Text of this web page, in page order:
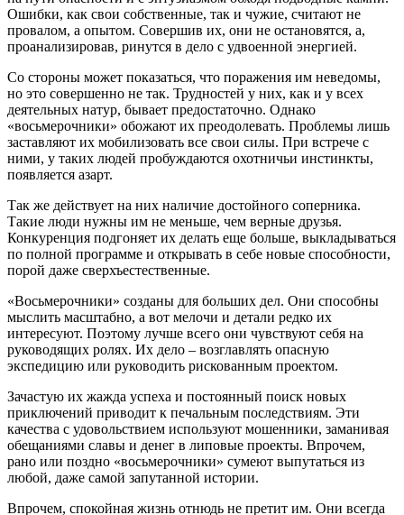
Ошибки, как свои собственные, так и чужие, считают не
провалом, а опытом. Совершив их, они не остановятся, а,
проанализировав, ринутся в дело с удвоенной энергией.
Со стороны может показаться, что поражения им неведомы,
но это совершенно не так. Трудностей у них, как и у всех
деятельных натур, бывает предостаточно. Однако
«восьмерочники» обожают их преодолевать. Проблемы лишь
заставляют их мобилизовать все свои силы. При встрече с
ними, у таких людей пробуждаются охотничьи инстинкты,
появляется азарт.
Так же действует на них наличие достойного соперника.
Такие люди нужны им не меньше, чем верные друзья.
Конкуренция подгоняет их делать еще больше, выкладываться
по полной программе и открывать в себе новые способности,
порой даже сверхъестественные.
«Восьмерочники» созданы для больших дел. Они способны
мыслить масштабно, а вот мелочи и детали редко их
интересуют. Поэтому лучше всего они чувствуют себя на
руководящих ролях. Их дело – возглавлять опасную
экспедицию или руководить рискованным проектом.
Зачастую их жажда успеха и постоянный поиск новых
приключений приводит к печальным последствиям. Эти
качества с удовольствием используют мошенники, заманивая
обещаниями славы и денег в липовые проекты. Впрочем,
рано или поздно «восьмерочники» сумеют выпутаться из
любой, даже самой запутанной истории.
Впрочем, спокойная жизнь отнюдь не претит им. Они всегда